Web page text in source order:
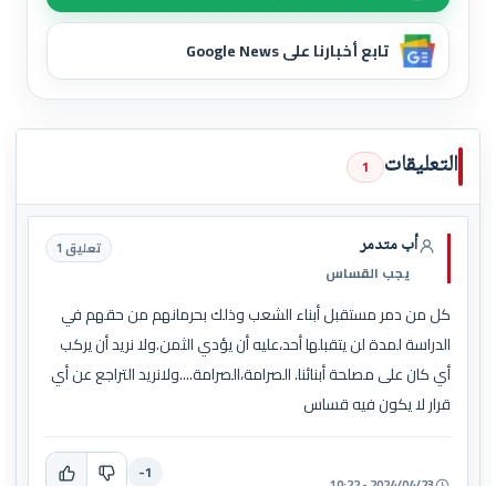
تابع أخبارنا على Google News
التعليقات 1
أب متدمر
يجب القساس
تعليق 1
كل من دمر مستقبل أبناء الشعب وذلك بحرمانهم من حقهم في
الدراسة لمدة لن يتقبلها أحد،عليه أن يؤدي الثمن.ولا نريد أن يركب
أي كان على مصلحة أبنائنا. الصرامة،الصرامة....ولانريد التراجع عن أي
قرار لا يكون فيه قساس
-1